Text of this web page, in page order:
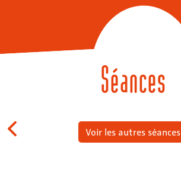
Séances
Voir les autres séances